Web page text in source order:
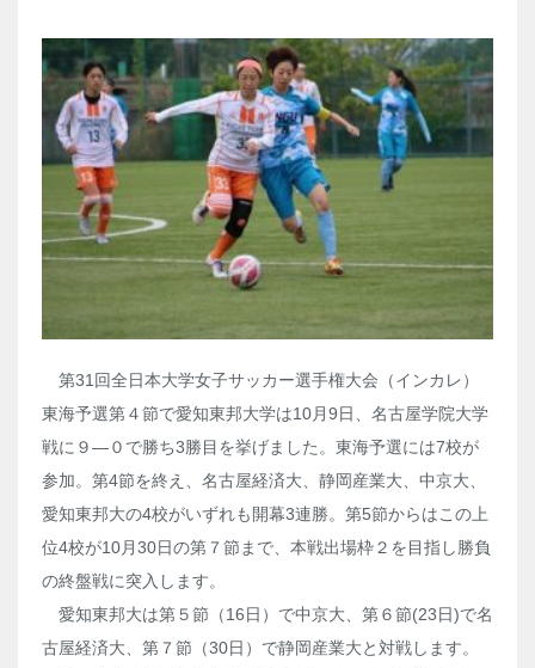
第31回全日本大学女子サッカー選手権大会（インカレ）
東海予選第４節で愛知東邦大学は10月9日、名古屋学院大学
戦に９―０で勝ち3勝目を挙げました。東海予選には7校が
参加。第4節を終え、名古屋経済大、静岡産業大、中京大、
愛知東邦大の4校がいずれも開幕3連勝。第5節からはこの上
位4校が10月30日の第７節まで、本戦出場枠２を目指し勝負
の終盤戦に突入します。
愛知東邦大は第５節（16日）で中京大、第６節(23日)で名
古屋経済大、第７節（30日）で静岡産業大と対戦します。